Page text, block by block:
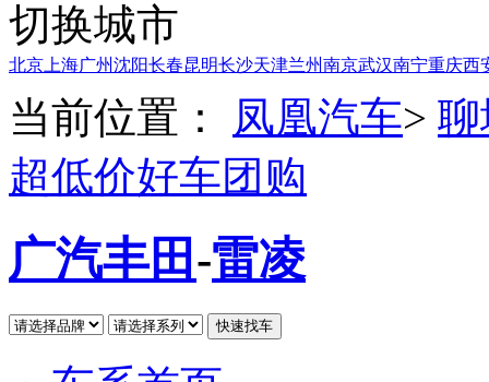
切换城市
北京 上海广州沈阳长春昆明长沙天津兰州南京武汉南宁重庆西
当前位置： 凤凰汽车>
超低价好车团购
广汽丰田 -雷凌